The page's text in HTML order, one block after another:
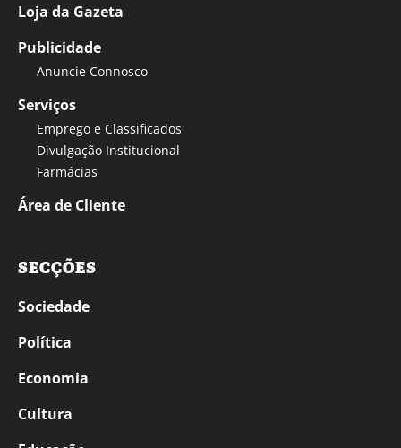
Loja da Gazeta
Publicidade
Anuncie Connosco
Serviços
Emprego e Classificados
Divulgação Institucional
Farmácias
Área de Cliente
SECÇÕES
Sociedade
Política
Economia
Cultura